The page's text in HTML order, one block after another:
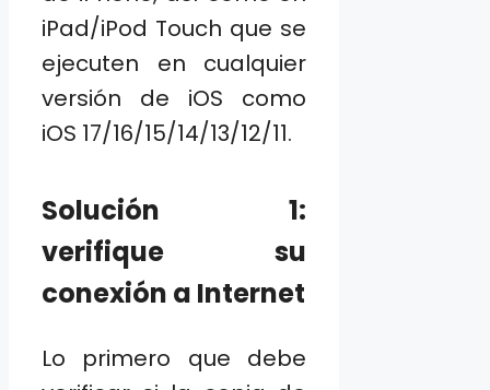
iPad/iPod Touch que se
ejecuten en cualquier
versión de iOS como
iOS 17/16/15/14/13/12/11.
Solución 1:
verifique su
conexión a Internet
Lo primero que debe